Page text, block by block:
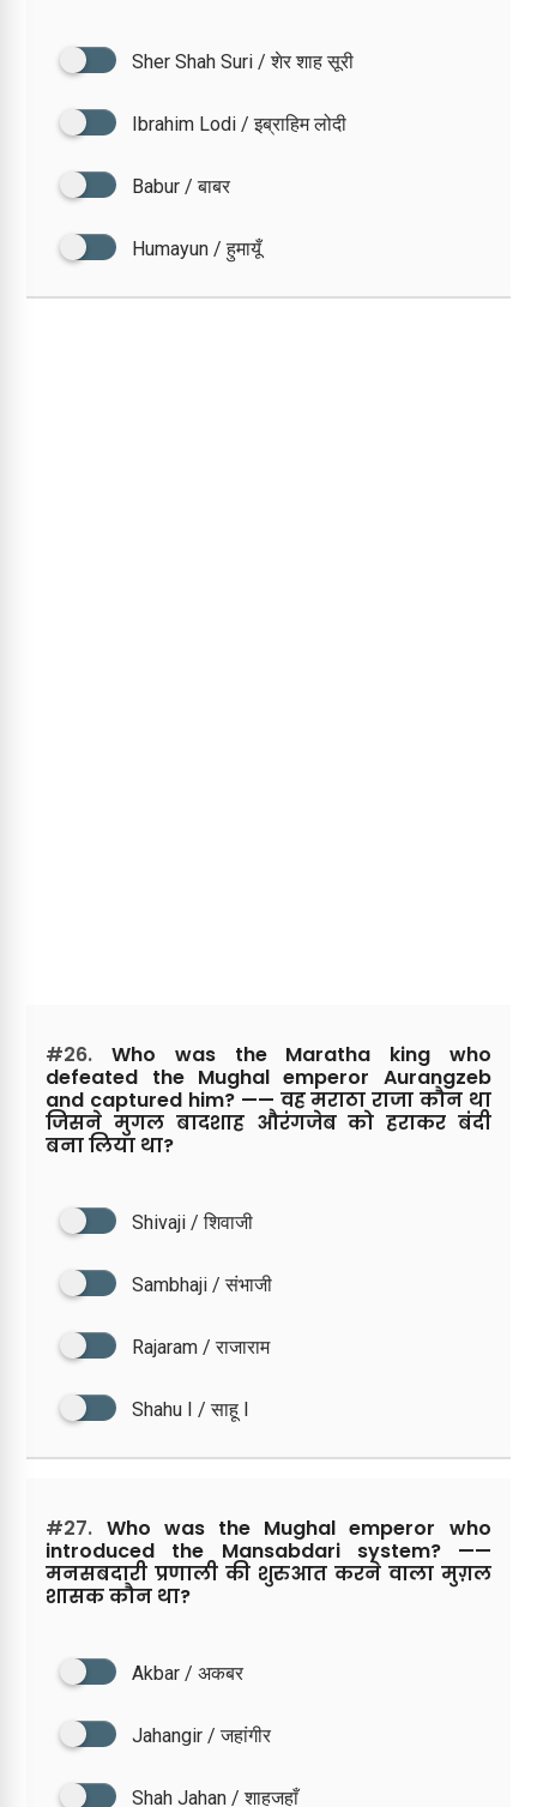
Sher Shah Suri / शेर शाह सूरी
Ibrahim Lodi / इब्राहिम लोदी
Babur / बाबर
Humayun / हुमायूँ
#26. Who was the Maratha king who
defeated the Mughal emperor Aurangzeb
and captured him? —— वह मराठा राजा कौन था
जिसने मुगल बादशाह औरंगजेब को हराकर बंदी
बना लिया था?
Shivaji / शिवाजी
Sambhaji / संभाजी
Rajaram / राजाराम
Shahu I / साहू I
#27. Who was the Mughal emperor who
introduced the Mansabdari system? ——
मनसबदारी प्रणाली की शुरुआत करने वाला मुग़ल
शासक कौन था?
Akbar / अकबर
Jahangir / जहांगीर
Shah Jahan / शाहजहाँ